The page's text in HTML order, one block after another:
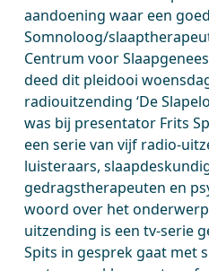
aandoening waar een
Somnoloog/
Centrum voor
deed dit pleidooi
radiouitzending ‘De
was bij presentator Frits
een serie van vijf radio-
luisteraars,
gedragstherapeuten en
woord over het
uitzending is een tv-serie
Spits in gesprek gaat met